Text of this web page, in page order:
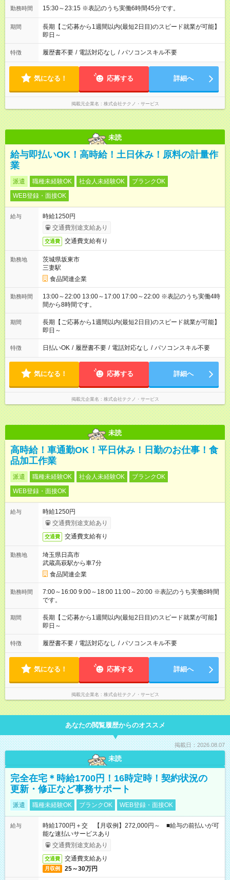
勤務時間 15:30～23:15 ※表記のうち実働6時間45分です。
期間
長期【ご応募から1週間以内(最短2日目)のスピード就業が可能】
即日～
特徴 履歴書不要 / 電話対応なし / パソコンスキル不要
気になる！ 応募する 詳細へ
掲載元企業名 株式会社テクノ・サービス
未読
給与即払いOK！高時給！土日休み！原料の計量作
業
派遣 職種未経験OK 社会人未経験OK
ブランクOK
WEB登録・面接OK
給与
時給1250円
交通費別途支給あり
交通費 交通費支給有り
勤務地
茨城県坂東市
三妻駅
食品関連企業
勤務時間
13:00～22:00 13:00～17:00 17:00～22:00 ※表記のうち実働4時
間から8時間です。
期間
長期【ご応募から1週間以内(最短2日目)のスピード就業が可能】
即日～
特徴 日払いOK / 履歴書不要 / 電話対応なし / パソコンスキル不要
気になる！ 応募する 詳細へ
掲載元企業名 株式会社テクノ・サービス
未読
高時給！車通勤OK！平日休み！日勤のお仕事！食
品加工作業
派遣 職種未経験OK 社会人未経験OK
ブランクOK
WEB登録・面接OK
給与
時給1250円
交通費別途支給あり
交通費 交通費支給有り
勤務地
埼玉県日高市
武蔵高萩駅から車7分
食品関連企業
勤務時間
7:00～16:00 9:00～18:00 11:00～20:00 ※表記のうち実働8時間
です。
期間
長期【ご応募から1週間以内(最短2日目)のスピード就業が可能】
即日～
特徴 履歴書不要 / 電話対応なし / パソコンスキル不要
気になる！ 応募する 詳細へ
掲載元企業名 株式会社テクノ・サービス
あなたの閲覧履歴からのオススメ
掲載日：2026.08.07
未読
完全在宅＊時給1700円！16時定時！契約状況の
更新・修正など事務サポート
派遣 職種未経験OK ブランクOK WEB登録・面接OK
給与
時給1700円＋交 【月収例】272,000円～ ■給与の前払いが可
能な速払いサービスあり
交通費別途支給あり
交通費 交通費支給あり
月収例 25～30万円